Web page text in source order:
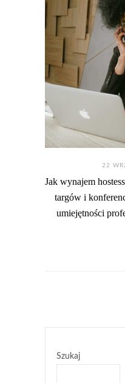
22
Jak wynajem
targów i
umiejętności
Szukaj